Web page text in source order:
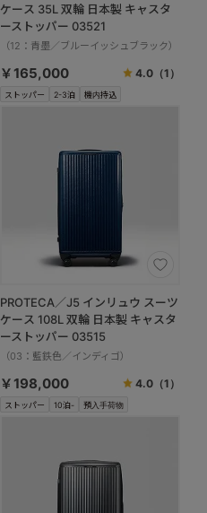
ストッパー 2-3泊 機内持込
ケース 35L 双輪 日本製 キャスタ
ーストッパー 03521
（12：青墨／ブルーイッシュブラック）
￥165,000 4.0 （1）
ストッパー 10泊- 預入手荷物
PROTECA／J5 インリュウ スーツ
ケース 108L 双輪 日本製 キャスタ
ーストッパー 03515
（03：藍鉄色／インディゴ）
￥198,000 4.0 （1）